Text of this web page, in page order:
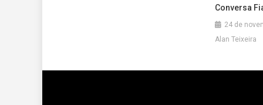
Conversa
24 de
Alan Teixeira